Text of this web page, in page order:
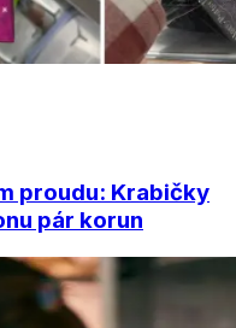
proudu: Krabičky
pár korun